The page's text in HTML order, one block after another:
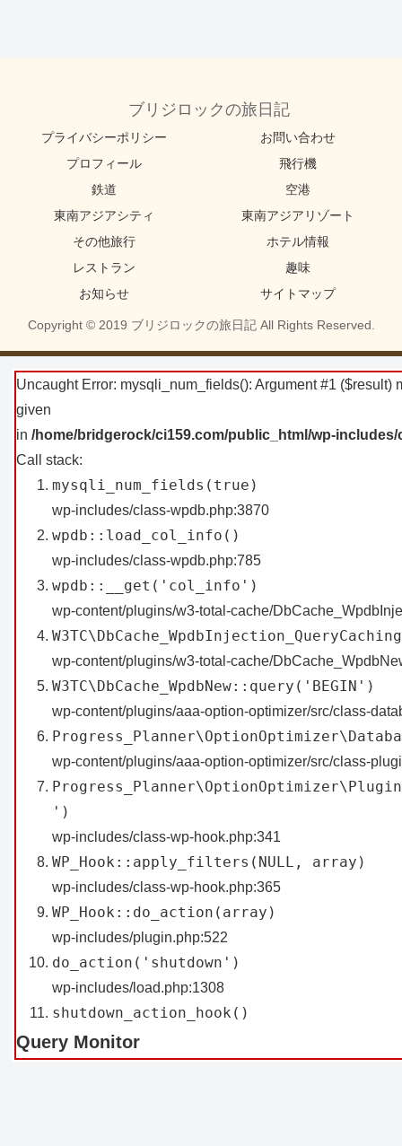
ブリジロックの旅日記
プライバシーポリシー
お問い合わせ
プロフィール
飛行機
鉄道
空港
東南アジアシティ
東南アジアリゾート
その他旅行
ホテル情報
レストラン
趣味
お知らせ
サイトマップ
Copyright © 2019 ブリジロックの旅日記 All Rights Reserved.
Uncaught Error: mysqli_num_fields(): Argument #1 ($result)
given
in /home/bridgerock/ci159.com/public_html/wp-
Call stack:
mysqli_num_fields(true)
wp-includes/class-wpdb.php:3870
wpdb::load_col_info()
wp-includes/class-wpdb.php:785
wpdb::__get('col_info')
wp-content/plugins/w3-total-cache/
wp-content/plugins/w3-total-cache/
W3TC\DbCache_WpdbNew::query('BEGIN')
wp-content/plugins/aaa-option-optimizer/src/class-
wp-content/plugins/aaa-option-optimizer/src/class-
')
wp-includes/class-wp-hook.php:341
WP_Hook::apply_filters(NULL, array)
wp-includes/class-wp-hook.php:365
WP_Hook::do_action(array)
wp-includes/plugin.php:522
do_action('shutdown')
wp-includes/load.php:1308
shutdown_action_hook()
Query Monitor